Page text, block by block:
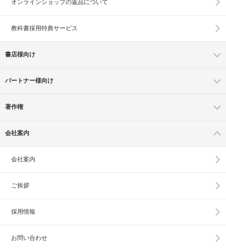
オンラインショップの返品について
教科書採用特典サービス
書店様向け
パートナー様向け
著作権
会社案内
会社案内
ご挨拶
採用情報
お問い合わせ